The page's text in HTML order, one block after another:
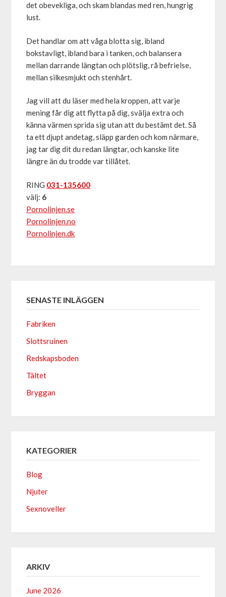
det obevekliga, och skam blandas med ren, hungrig
lust.
Det handlar om att våga blotta sig, ibland
bokstavligt, ibland bara i tanken, och balansera
mellan darrande längtan och plötslig, rå befrielse,
mellan silkesmjukt och stenhårt.
Jag vill att du läser med hela kroppen, att varje
mening får dig att flytta på dig, svälja extra och
känna värmen sprida sig utan att du bestämt det. Så
ta ett djupt andetag, släpp garden och kom närmare,
jag tar dig dit du redan längtar, och kanske lite
längre än du trodde var tillåtet.
RING 031-135600
välj: 6
Pornolinjen.se
Pornolinjen.no
Pornolinjen.dk
SENASTE INLÄGGEN
Fabriken
Slottsruinen
Redskapsboden
Tältet
Bryggan
KATEGORIER
Blog
Njuter
Sexnoveller
ARKIV
June 2026